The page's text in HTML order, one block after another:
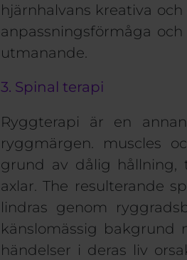
hjärnhalvans kreativa
anpassningsförmåga
utmanande.
3. Spinal terapi
Ryggterapi är en
ryggmärgen. muscles
grund av dålig hållning,
axlar. The resulterande
lindras genom
känslomässig bakgrund
händelser i deras liv